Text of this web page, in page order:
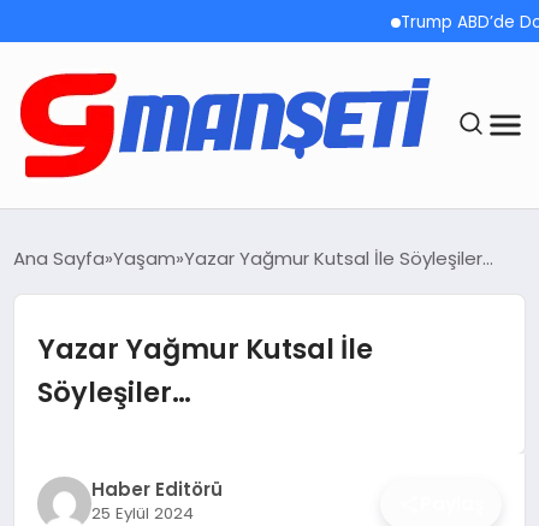
Trump ABD’de
DEMOLAR
MEGA MENÜ
OYUN
Ana Sayfa Yaşam Yazar Yağmur Kutsal İle Söyleşiler…
Yazar Yağmur Kutsal İle
Söyleşiler…
Haber Editörü
25 Eylül 2024